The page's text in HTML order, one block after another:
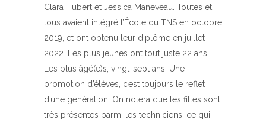
Clara Hubert et Jessica Maneveau. Toutes et
tous avaient intégré l’École du TNS en octobre
2019, et ont obtenu leur diplôme en juillet
2022. Les plus jeunes ont tout juste 22 ans.
Les plus âgé(e)s, vingt-sept ans. Une
promotion d’élèves, c’est toujours le reflet
d’une génération. On notera que les filles sont
très présentes parmi les techniciens, ce qui